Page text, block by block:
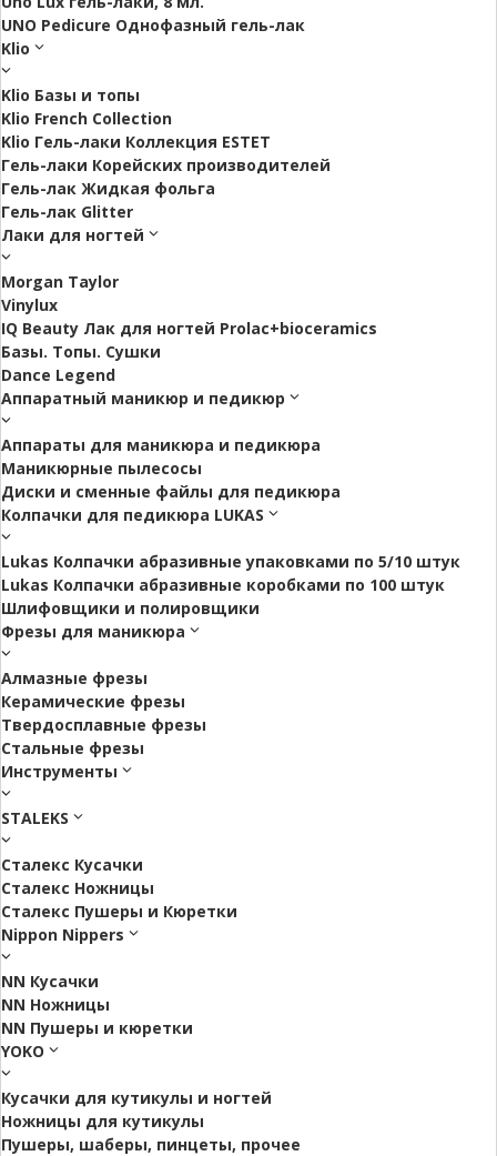
UNO Pedicure Однофазный гель-лак
Klio
Klio Базы и топы
Klio French Collection
Klio Гель-лаки Коллекция ESTET
Гель-лаки Корейских производителей
Гель-лак Жидкая фольга
Гель-лак Glitter
Лаки для ногтей
Morgan Taylor
Vinylux
IQ Beauty Лак для ногтей Prolac+bioceramics
Базы. Топы. Сушки
Dance Legend
Аппаратный маникюр и педикюр
Аппараты для маникюра и педикюра
Маникюрные пылесосы
Диски и сменные файлы для педикюра
Колпачки для педикюра LUKAS
Lukas Колпачки абразивные упаковками по 5/10 штук
Lukas Колпачки абразивные коробками по 100 штук
Шлифовщики и полировщики
Фрезы для маникюра
Алмазные фрезы
Керамические фрезы
Твердосплавные фрезы
Стальные фрезы
Инструменты
STALEKS
Сталекс Кусачки
Сталекс Ножницы
Сталекс Пушеры и Кюретки
Nippon Nippers
NN Кусачки
NN Ножницы
NN Пушеры и кюретки
YOKO
Кусачки для кутикулы и ногтей
Ножницы для кутикулы
Пушеры, шаберы, пинцеты, прочее